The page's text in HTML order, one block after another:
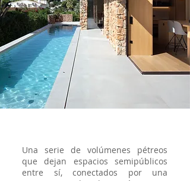
Una serie de volúmenes pétreos
que dejan espacios semipúblicos
entre sí, conectados por una